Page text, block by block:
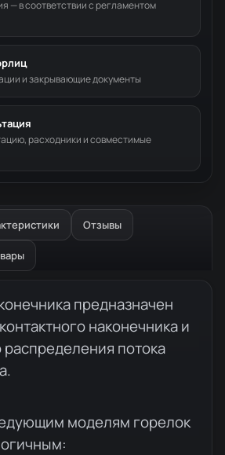
— в соответствии с регламентом
и закрывающие документы
расходники и совместимые
Отзывы
товарапредназначен
наконечника и
потока
моделям горелок